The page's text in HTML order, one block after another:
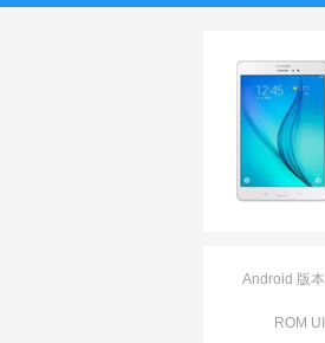
Android 版本
ROM UI